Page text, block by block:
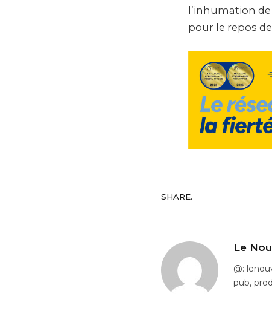
l’inhumation
pour le repos
SHARE.
Le
@:
pub,